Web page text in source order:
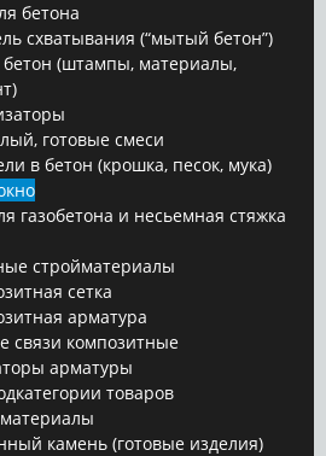
бетона
схватывания (“мытый бетон”)
(штампы, материалы,
готовые смеси
в бетон (крошка, песок, мука)
газобетона и несьемная стяжка
стройматериалы
сетка
арматура
связи композитные
арматуры
товаров
камень (готовые изделия)